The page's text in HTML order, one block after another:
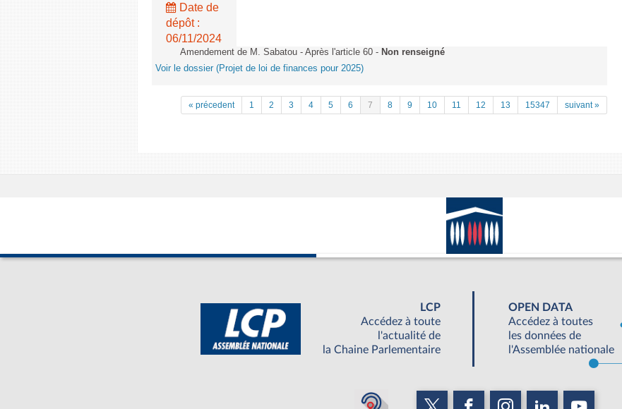
Date de
dépôt :
06/11/2024
Amendement de M. Sabatou - Après l'article 60 - Non renseigné
Voir le dossier (Projet de loi de finances pour 2025)
« précedent 1 2 3 4 5 6 7 8 9 10 11 12 13 15347 suivant »
LCP
Accédez à toute
l'actualité de
la Chaine Parlementaire
OPEN DATA
Accédez à toutes
les données de
l'Assemblée nationale